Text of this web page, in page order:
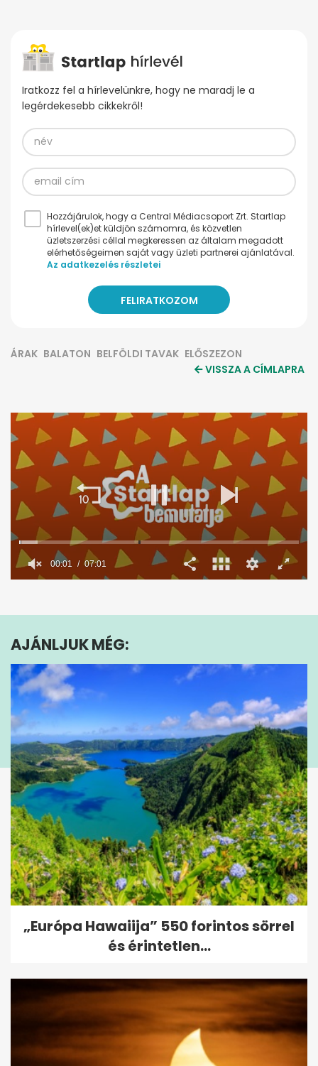
Iratkozz fel a hírlevelünkre, hogy ne maradj le a
legérdekesebb cikkekről!
Hozzájárulok, hogy a Central Médiacsoport Zrt. Startlap
hírlevel(ek)et küldjön számomra, és közvetlen
üzletszerzési céllal megkeressen az általam megadott
elérhetőségeimen saját vagy üzleti partnerei ajánlatával.
Az adatkezelés részletei
ÁRAK BALATON BELFÖLDI TAVAK ELŐSZEZON
VISSZA A CÍMLAPRA
7
1
second
AJÁNLJUK MÉG:
„Európa Hawaiija” 550 forintos sörrel
és érintetlen...